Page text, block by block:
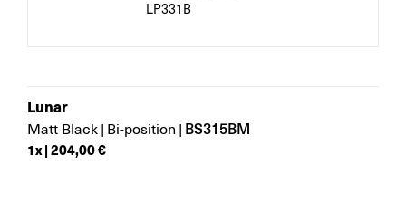
LP331B
Lunar
Matt Black | Bi-position | BS315BM
1x | 204,00 €